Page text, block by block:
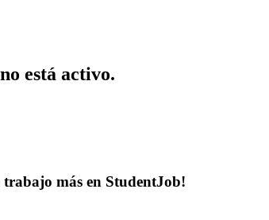
está activo.
trabajo más en StudentJob!